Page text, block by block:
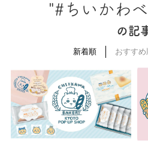
"#ちいかわ
の記
新着順 おすすめ